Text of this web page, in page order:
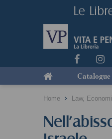
Catalogue
Home Law,